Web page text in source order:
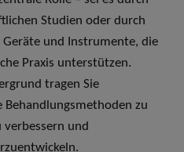
Studien oder durch
Geräte und Instrumente, die
Praxis unterstützen.
tragen Sie
Behandlungsmethoden zu
verbessern und